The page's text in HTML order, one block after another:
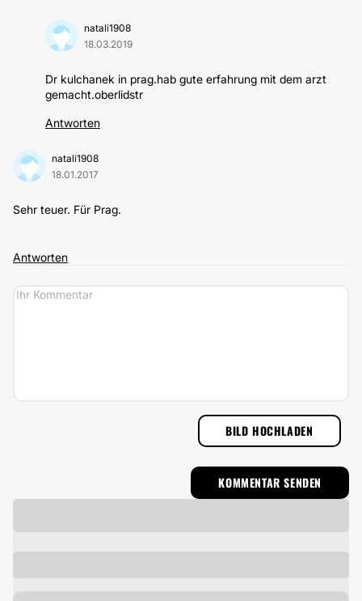
natali1908
18.03.2019
Dr kulchanek in prag.hab gute erfahrung mit dem arzt
gemacht.oberlidstr
Antworten
natali1908
18.01.2017
Sehr teuer. Für Prag.
Antworten
BILD HOCHLADEN